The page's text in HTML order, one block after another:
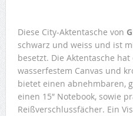
Diese City-Aktentasche von
schwarz und weiss und ist
besetzt. Die Aktentasche
wasserfestem Canvas und
bietet einen abnehmbaren,
einen 15″ Notebook, sowie
Reißverschlussfächer. Ein